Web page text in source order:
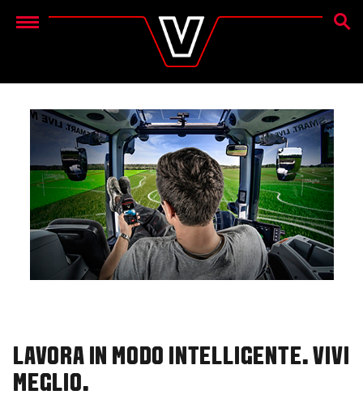
Menu
CERCA
LAVORA IN MODO INTELLIGENTE. VIVI
MEGLIO.